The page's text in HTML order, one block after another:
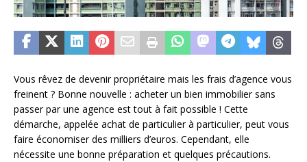
Vous rêvez de devenir propriétaire mais les frais d’agence vous
freinent ? Bonne nouvelle : acheter un bien immobilier sans
passer par une agence est tout à fait possible ! Cette
démarche, appelée achat de particulier à particulier, peut vous
faire économiser des milliers d’euros. Cependant, elle
nécessite une bonne préparation et quelques précautions.